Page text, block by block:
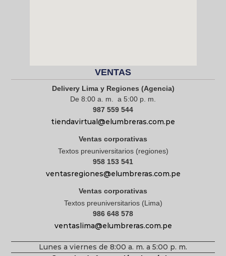
VENTAS
Delivery Lima y Regiones (Agencia)
De 8:00 a. m. a 5:00 p. m.
987 559 544
tiendavirtual@elumbreras.com.pe
Ventas corporativas
Textos preuniversitarios (regiones)
958 153 541
ventasregiones@elumbreras.com.pe
Ventas corporativas
Textos preuniversitarios (Lima)
986 648 578
ventaslima@elumbreras.com.pe
Lunes a viernes de 8:00 a. m. a 5:00 p. m.